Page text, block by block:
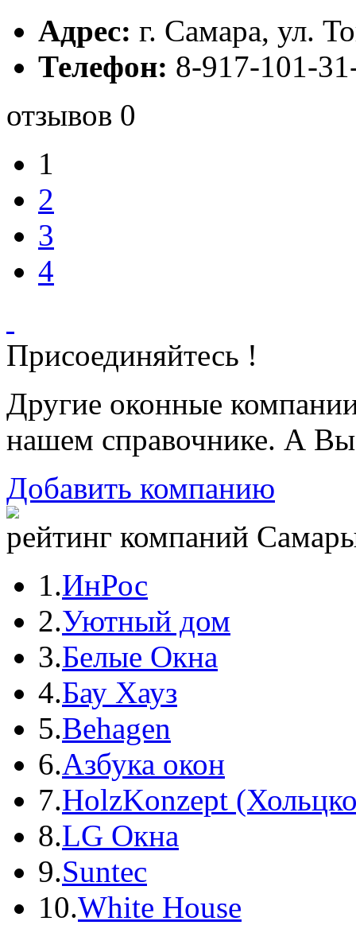
Адрес: г. Самара, ул.
Телефон: 8-917-101-
отзывов 0
1
2
3
4
Присоединяйтесь !
Другие оконные
нашем справочнике. А
Добавить компанию
рейтинг компаний Самары
1.ИнРос
2.Уютный дом
3.Белые Окна
4.Бау Хауз
5.Behagen
6.Азбука окон
7.HolzKonzept
8.LG Окна
9.Suntec
10.White House